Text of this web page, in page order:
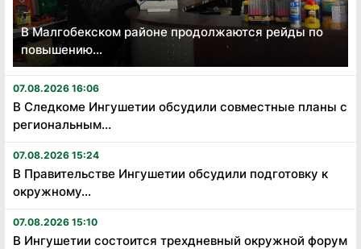
В Малгобекском районе продолжаются рейды по
повышению...
07.08.2026 16:06
В Следкоме Ингушетии обсудили совместные планы с
региональным...
07.08.2026 15:24
В Правительстве Ингушетии обсудили подготовку к
окружному...
07.08.2026 15:10
В Ингушетии состоится трехдневный окружной форум